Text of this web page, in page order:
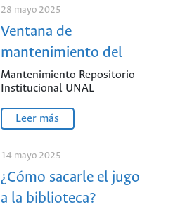
28 mayo 2025
Ventana de
mantenimiento del
Repositorio
Institucional UNAL
Mantenimiento Repositorio
Institucional UNAL
Leer más
14 mayo 2025
¿Cómo sacarle el jugo
a la biblioteca?